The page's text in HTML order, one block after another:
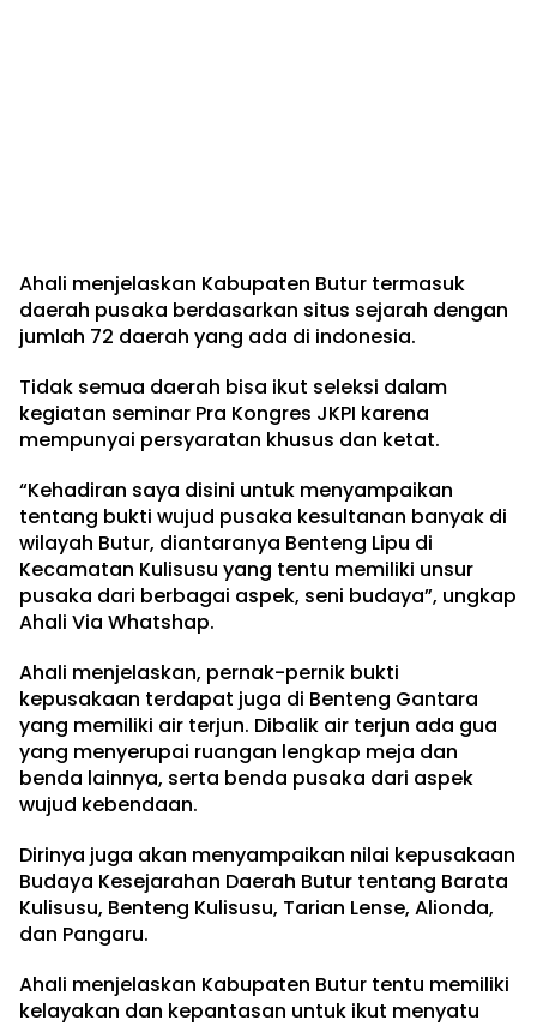
Ahali menjelaskan Kabupaten Butur termasuk
daerah pusaka berdasarkan situs sejarah dengan
jumlah 72 daerah yang ada di indonesia.
Tidak semua daerah bisa ikut seleksi dalam
kegiatan seminar Pra Kongres JKPI karena
mempunyai persyaratan khusus dan ketat.
“Kehadiran saya disini untuk menyampaikan
tentang bukti wujud pusaka kesultanan banyak di
wilayah Butur, diantaranya Benteng Lipu di
Kecamatan Kulisusu yang tentu memiliki unsur
pusaka dari berbagai aspek, seni budaya”, ungkap
Ahali Via Whatshap.
Ahali menjelaskan, pernak-pernik bukti
kepusakaan terdapat juga di Benteng Gantara
yang memiliki air terjun. Dibalik air terjun ada gua
yang menyerupai ruangan lengkap meja dan
benda lainnya, serta benda pusaka dari aspek
wujud kebendaan.
Dirinya juga akan menyampaikan nilai kepusakaan
Budaya Kesejarahan Daerah Butur tentang Barata
Kulisusu, Benteng Kulisusu, Tarian Lense, Alionda,
dan Pangaru.
Ahali menjelaskan Kabupaten Butur tentu memiliki
kelayakan dan kepantasan untuk ikut menyatu